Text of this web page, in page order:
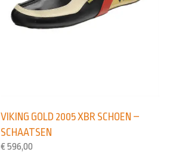
VIKING GOLD 2005 XBR SCHOEN –
SCHAATSEN
€ 596,00